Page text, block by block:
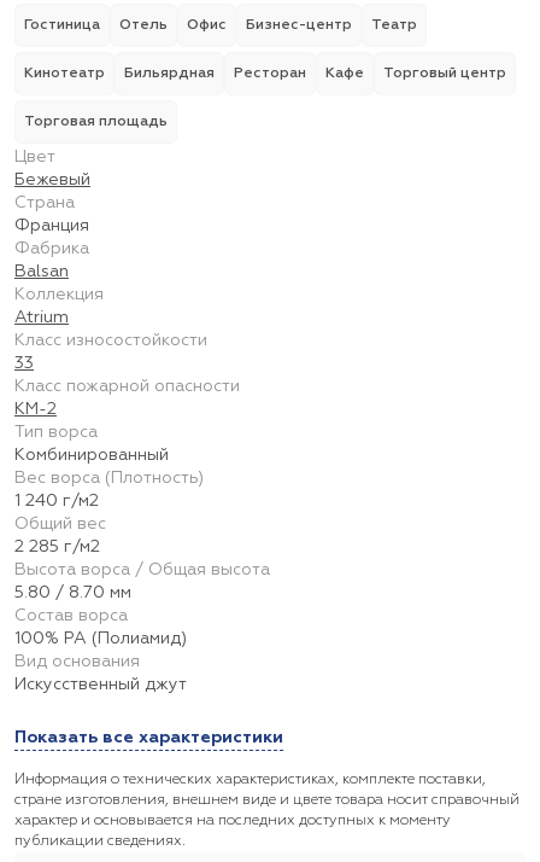
Гостиница Отель Офис Бизнес-центр Театр
Кинотеатр Бильярдная Ресторан Кафе Торговый центр
Торговая площадь
Цвет
Бежевый
Страна
Франция
Фабрика
Balsan
Коллекция
Atrium
Класс износостойкости
33
Класс пожарной опасности
КМ-2
Тип ворса
Комбинированный
Вес ворса (Плотность)
1 240 г/м2
Общий вес
2 285 г/м2
Высота ворса / Общая высота
5.80 / 8.70 мм
Состав ворса
100% PA (Полиамид)
Вид основания
Искусственный джут
Показать все характеристики
Информация о технических характеристиках, комплекте поставки,
стране изготовления, внешнем виде и цвете товара носит справочный
характер и основывается на последних доступных к моменту
публикации сведениях.